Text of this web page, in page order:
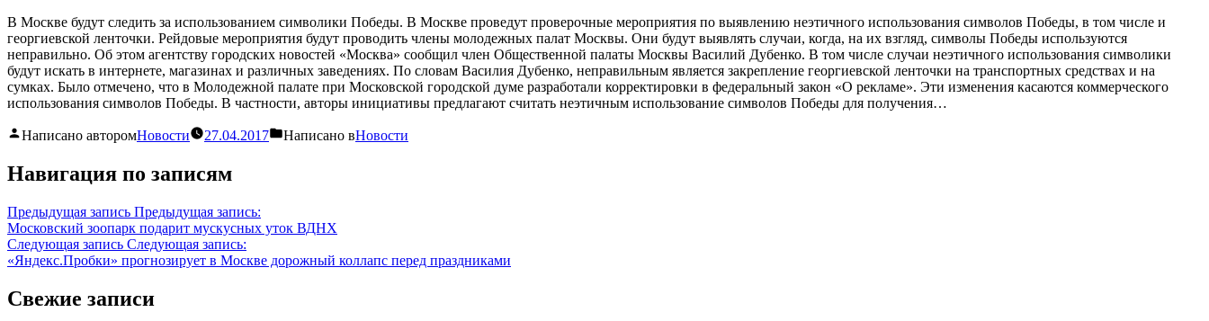
В Москве будут следить за использованием символики Победы. В Москве проведут проверочные мероприятия по выявлению неэтичного использования символов Победы, в том числе и
георгиевской ленточки. Рейдовые мероприятия будут проводить члены молодежных палат Москвы. Они будут выявлять случаи, когда, на их взгляд, символы Победы используются
неправильно. Об этом агентству городских новостей «Москва» сообщил член Общественной палаты Москвы Василий Дубенко. В том числе случаи неэтичного использования символики
будут искать в интернете, магазинах и различных заведениях. По словам Василия Дубенко, неправильным является закрепление георгиевской ленточки на транспортных средствах и на
сумках. Было отмечено, что в Молодежной палате при Московской городской думе разработали корректировки в федеральный закон «О рекламе». Эти изменения касаются коммерческого
использования символов Победы. В частности, авторы инициативы предлагают считать неэтичным использование символов Победы для получения…
Написано авторомНовости 27.04.2017 Написано вНовости
Навигация по записям
Предыдущая запись Предыдущая запись:
Московский зоопарк подарит мускусных уток ВДНХ
Следующая запись Следующая запись:
«Яндекс.Пробки» прогнозирует в Москве дорожный коллапс перед праздниками
Свежие записи